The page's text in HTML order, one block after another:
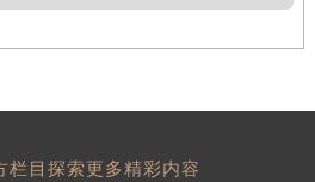
栏目探索更多精彩内容